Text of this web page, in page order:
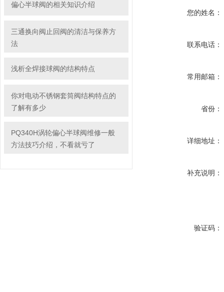
偏心半球阀的相关知识介绍
三通换向阀止回阀的清洁与保养方
法
浅析全焊接球阀的结构特点
你对电动不锈钢套筒阀结构特点的
了解有多少
PQ340H涡轮偏心半球阀维修一般
方法技巧介绍，不看就亏了
您的姓名：
联系电话：
常用邮箱：
省份：
详细地址：
补充说明：
验证码：